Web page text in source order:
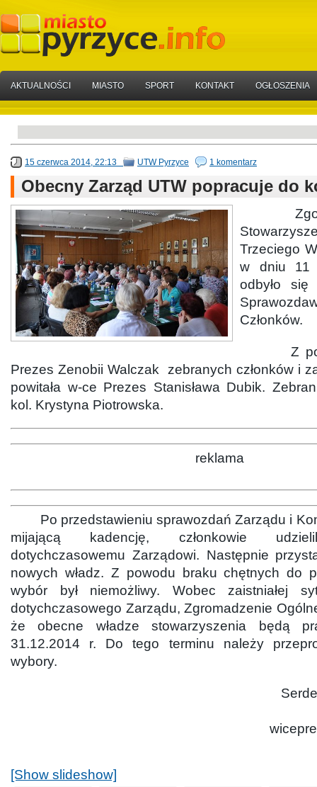
AKTUALNOŚCI MIASTO SPORT KONTAKT OGŁOSZENIA
15 czerwca 2014, 22:13 UTW Pyrzyce 1 komentarz
Obecny Zarząd UTW popracuje do
Trzeciego
w dniu 11
odbyło się
Członków.
Z
Prezes Zenobii Walczak zebranych członków i
powitała w-ce Prezes Stanisława Dubik.
kol. Krystyna Piotrowska.
reklama
Po przedstawieniu sprawozdań Zarządu i
mijającą kadencję, członkowie
dotychczasowemu Zarządowi. Następnie
nowych władz. Z powodu braku chętnych do
wybór był niemożliwy. Wobec zaistniałej
dotychczasowego Zarządu, Zgromadzenie
że obecne władze stowarzyszenia będą
31.12.2014 r. Do tego terminu należy
wybory.
[Show slideshow]